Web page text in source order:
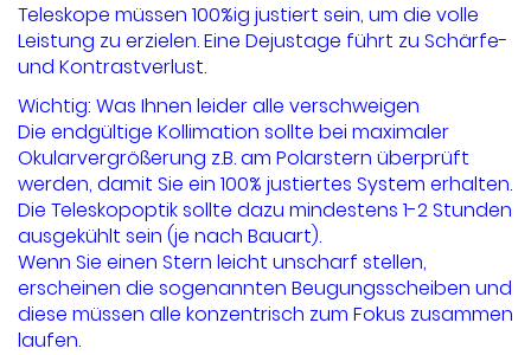
Teleskope müssen 100%ig justiert sein, um die volle
Leistung zu erzielen. Eine Dejustage führt zu Schärfe-
und Kontrastverlust.
Wichtig: Was Ihnen leider alle verschweigen
Die endgültige Kollimation sollte bei maximaler
Okularvergrößerung z.B. am Polarstern überprüft
werden, damit Sie ein 100% justiertes System erhalten.
Die Teleskopoptik sollte dazu mindestens 1-2 Stunden
ausgekühlt sein (je nach Bauart).
Wenn Sie einen Stern leicht unscharf stellen,
erscheinen die sogenannten Beugungsscheiben und
diese müssen alle konzentrisch zum Fokus zusammen
laufen.